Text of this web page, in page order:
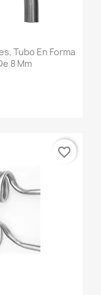
Tubo En Forma
8 Mm
favorite_border